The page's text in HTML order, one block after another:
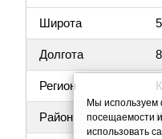
Широта
Долгота
Регион
Район
Мы используем
посещаемости
использовать